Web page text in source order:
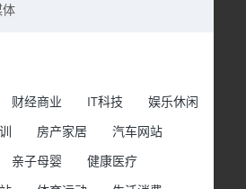
财经商业 IT科技
娱乐休闲
房产家居
汽车网站
亲子母婴
健康医疗